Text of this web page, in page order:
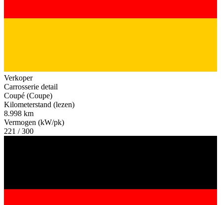
Verkoper
Carrosserie detail
Coupé (Coupe)
Kilometerstand (lezen)
8.998 km
Vermogen (kW/pk)
221 / 300